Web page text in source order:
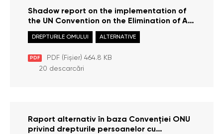
Shadow report on the implementation of
the UN Convention on the Elimination of All
Forms of Racial Discrimination 2024
PDF PDF (Fișier) 464.8 KB
DREPTURILE OMULUI ALTERNATIVE
20 descarcări
Raport alternativ în baza Convenției ONU
privind drepturile persoanelor cu